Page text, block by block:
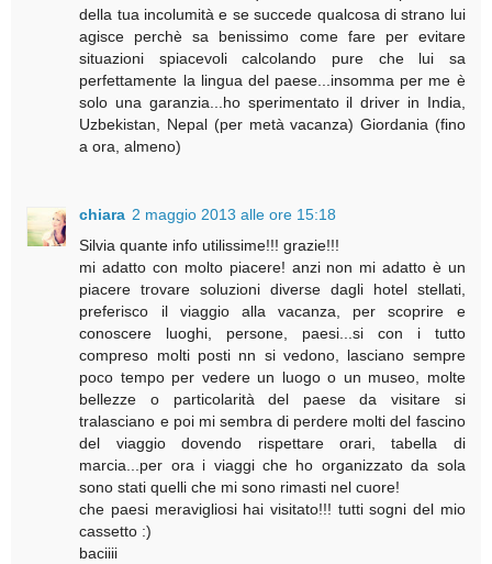
della tua incolumità e se succede qualcosa di strano lui
agisce perchè sa benissimo come fare per evitare
situazioni spiacevoli calcolando pure che lui sa
perfettamente la lingua del paese...insomma per me è
solo una garanzia...ho sperimentato il driver in India,
Uzbekistan, Nepal (per metà vacanza) Giordania (fino
a ora, almeno)
chiara 2 maggio 2013 alle ore 15:18
Silvia quante info utilissime!!! grazie!!!
mi adatto con molto piacere! anzi non mi adatto è un
piacere trovare soluzioni diverse dagli hotel stellati,
preferisco il viaggio alla vacanza, per scoprire e
conoscere luoghi, persone, paesi...si con i tutto
compreso molti posti nn si vedono, lasciano sempre
poco tempo per vedere un luogo o un museo, molte
bellezze o particolarità del paese da visitare si
tralasciano e poi mi sembra di perdere molti del fascino
del viaggio dovendo rispettare orari, tabella di
marcia...per ora i viaggi che ho organizzato da sola
sono stati quelli che mi sono rimasti nel cuore!
che paesi meravigliosi hai visitato!!! tutti sogni del mio
cassetto :)
baciiii